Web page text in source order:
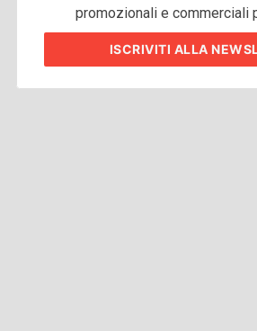
promozionali e commerciali
ISCRIVITI ALLA